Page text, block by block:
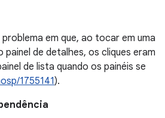
em que, ao tocar em uma
painel de detalhes, os cliques eram
de lista quando os painéis se
1755141).